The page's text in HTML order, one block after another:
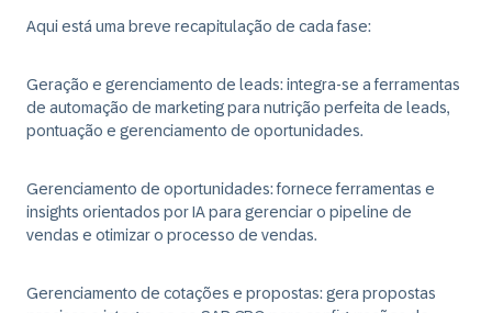
Aqui está uma breve recapitulação de cada fase:
Geração e gerenciamento de leads:integra-se a ferramentas
de automação de marketing para nutrição perfeita de leads,
pontuação e gerenciamento de oportunidades.
Gerenciamento de oportunidades:fornece ferramentas e
insights orientados por IA para gerenciar o pipeline de
vendas e otimizar o processo de vendas.
Gerenciamento de cotações e propostas:gera propostas